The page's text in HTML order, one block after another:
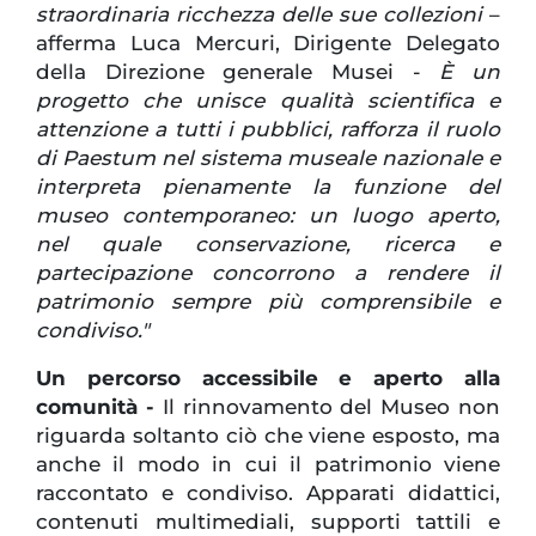
straordinaria ricchezza delle sue collezioni–
afferma Luca Mercuri, Dirigente Delegato
della Direzione generale Musei - È un
progetto che unisce qualità scientifica e
attenzione a tutti i pubblici, rafforza il ruolo
di Paestum nel sistema museale nazionale e
interpreta pienamente la funzione del
museo contemporaneo: un luogo aperto,
nel quale conservazione, ricerca e
partecipazione concorrono a rendere il
patrimonio sempre più comprensibile e
condiviso."
Un percorso accessibile e aperto alla
comunità - Il rinnovamento del Museo non
riguarda soltanto ciò che viene esposto, ma
anche il modo in cui il patrimonio viene
raccontato e condiviso. Apparati didattici,
contenuti multimediali, supporti tattili e